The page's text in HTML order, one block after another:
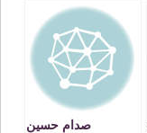
صدام حسين